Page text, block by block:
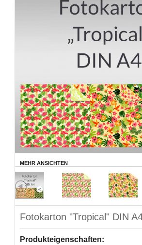
MEHR ANSICHTEN
Fotokarton "Tropical" DIN
Produkteigenschaften: